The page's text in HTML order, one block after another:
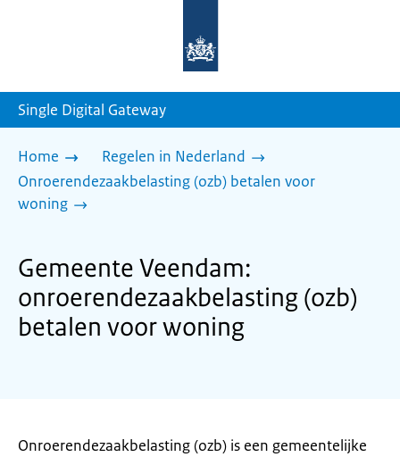
homepage
Single Digital Gateway
Home
Regelen in Nederland
Onroerendezaakbelasting (ozb) betalen voor
woning
Gemeente Veendam:
onroerendezaakbelasting (ozb)
betalen voor woning
Onroerendezaakbelasting (ozb) is een gemeentelijke